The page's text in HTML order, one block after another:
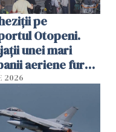
pe
Otopeni.
unei mari
aeriene furau
ceasuri și
2026